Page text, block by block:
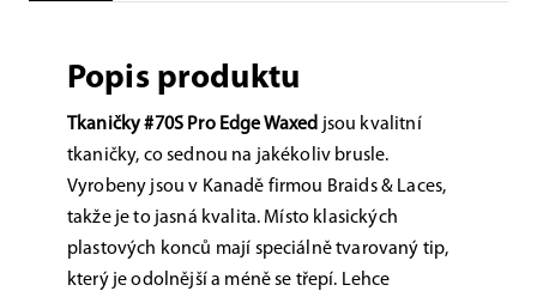
Popis produktu
Tkaničky #70S Pro Edge Waxed jsou kvalitní
tkaničky, co sednou na jakékoliv brusle.
Vyrobeny jsou v Kanadě firmou Braids & Laces,
takže je to jasná kvalita. Místo klasických
plastových konců mají speciálně tvarovaný tip,
který je odolnější a méně se třepí. Lehce